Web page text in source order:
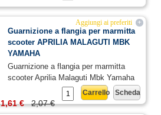
+
Aggiungi ai preferiti
Guarnizione a flangia per marmitta
scooter APRILIA MALAGUTI MBK
YAMAHA
Guarnizione a flangia per marmitta
scooter Aprilia Malaguti Mbk Yamaha
Scheda
Carrello
2,07 €
1,61 €